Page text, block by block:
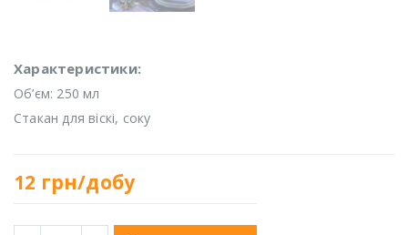
Характеристики:
Об’єм: 250 мл
Стакан для віскі, соку
12 грн/добу